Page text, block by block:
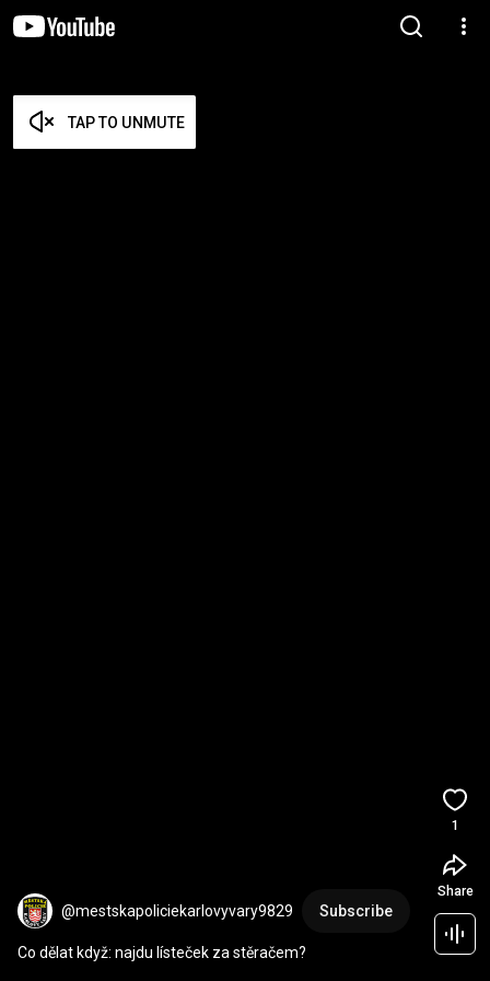
TAP TO UNMUTE
@mestskapoliciekarlovyvary9829 Subscribe
Co dělat když: najdu lísteček za stěračem?
1
Share